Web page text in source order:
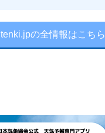
tenki.jpの全情報はこちら